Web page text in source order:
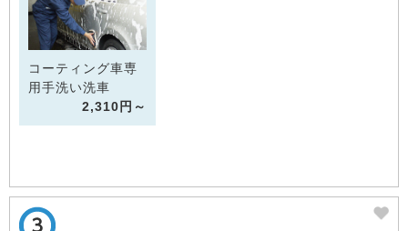
コーティング車専
用手洗い洗車
2,310円～